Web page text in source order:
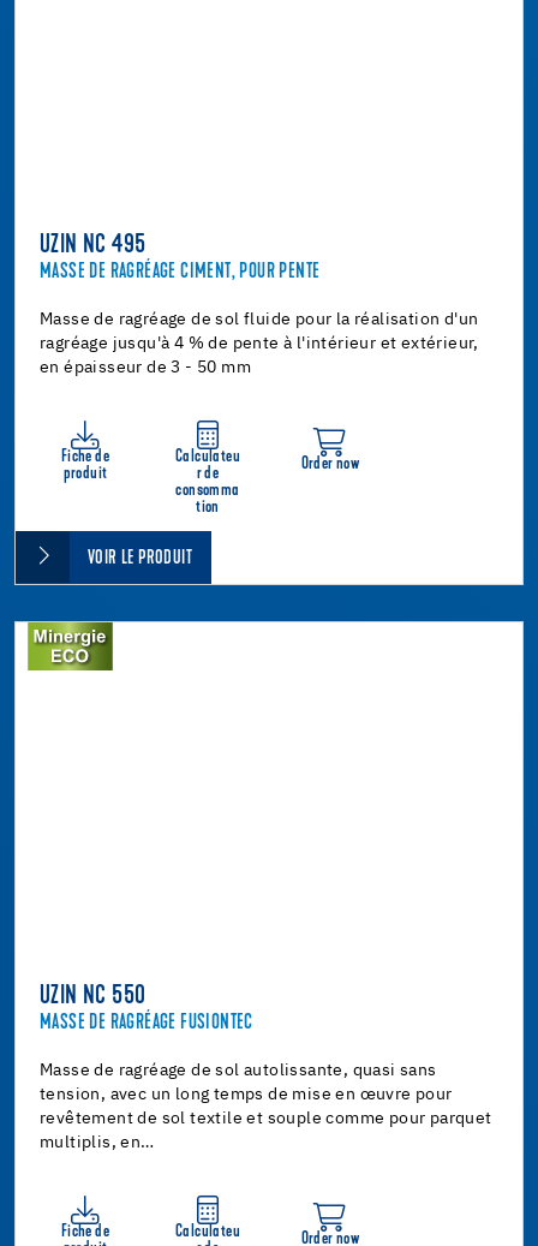
UZIN NC 495
MASSE DE RAGRÉAGE CIMENT, POUR PENTE
Masse de ragréage de sol fluide pour la réalisation d'un
ragréage jusqu'à 4 % de pente à l'intérieur et extérieur,
en épaisseur de 3 - 50 mm
Fiche de
produit
Calculateu
r de
consomma
tion
Order now
VOIR LE PRODUIT
UZIN NC 550
MASSE DE RAGRÉAGE FUSIONTEC
Masse de ragréage de sol autolissante, quasi sans
tension, avec un long temps de mise en œuvre pour
revêtement de sol textile et souple comme pour parquet
multiplis, en…
Fiche de
Calculateu
Order now